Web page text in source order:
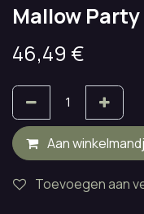
Mallow Party
46,49 €
Aan
Toevoegen aan